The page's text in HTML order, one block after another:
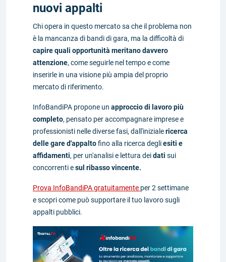
nuovi appalti
Chi opera in questo mercato sa che il problema non
è la mancanza di bandi di gara, ma la difficoltà di
capire quali opportunità meritano davvero
attenzione, come seguirle nel tempo e come
inserirle in una visione più ampia del proprio
mercato di riferimento.
InfoBandiPA propone un approccio di lavoro più
completo, pensato per accompagnare imprese e
professionisti nelle diverse fasi, dall'inizialericerca
delle gare d'appaltofino alla ricerca degliesiti e
affidamenti, per un'analisi e lettura deidati sui
concorrenti esul ribasso vincente.
Prova InfoBandiPA gratuitamente per 2 settimane
e scopri come può supportare il tuo lavoro sugli
appalti pubblici.